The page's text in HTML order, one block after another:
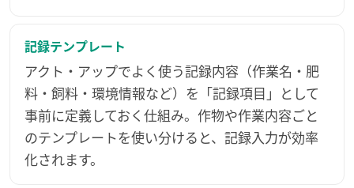
記録テンプレート
アクト・アップでよく使う記録内容（作業名・肥
料・飼料・環境情報など）を「記録項目」として
事前に定義しておく仕組み。作物や作業内容ごと
のテンプレートを使い分けると、記録入力が効率
化されます。